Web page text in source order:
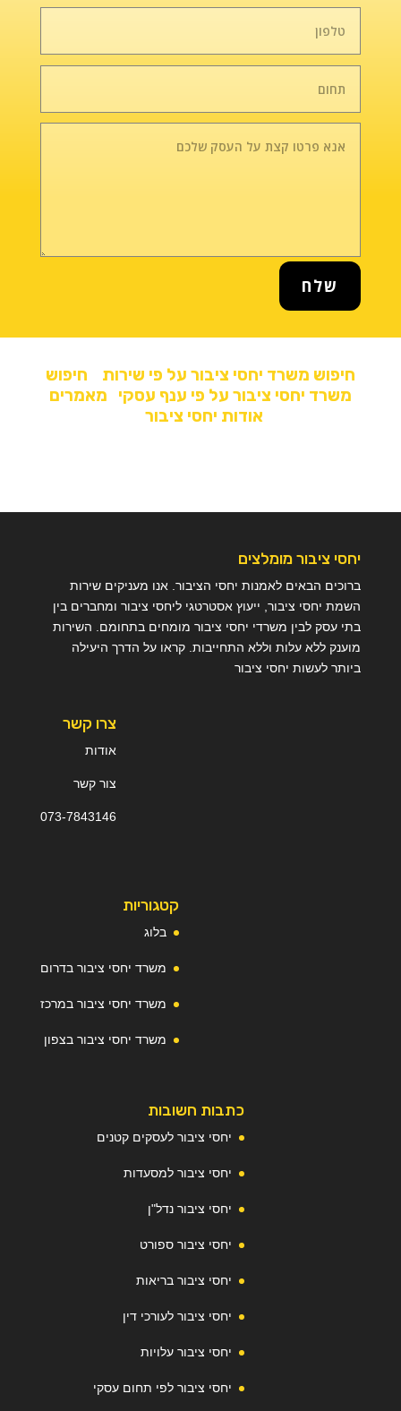
שלח
חיפוש משרד יחסי ציבור על פי שירות
חיפוש
משרד יחסי ציבור על פי ענף עסקי
מאמרים
אודות יחסי ציבור
יחסי ציבור מומלצים
ברוכים הבאים לאמנות יחסי הציבור. אנו מעניקים שירות
השמת יחסי ציבור, ייעוץ אסטרטגי ליחסי ציבור ומחברים בין
בתי עסק לבין משרדי יחסי ציבור מומחים בתחומם. השירות
מוענק ללא עלות וללא התחייבות. קראו על הדרך היעילה
ביותר לעשות יחסי ציבור
צרו קשר
אודות
צור קשר
073-7843146
קטגוריות
בלוג
משרד יחסי ציבור בדרום
משרד יחסי ציבור במרכז
משרד יחסי ציבור בצפון
כתבות חשובות
יחסי ציבור לעסקים קטנים
יחסי ציבור למסעדות
יחסי ציבור נדל"ן
יחסי ציבור ספורט
יחסי ציבור בריאות
יחסי ציבור לעורכי דין
יחסי ציבור עלויות
יחסי ציבור לפי תחום עסקי